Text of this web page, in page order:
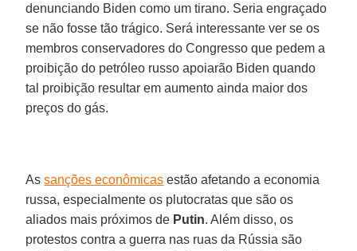
denunciando Biden como um tirano. Seria engraçado
se não fosse tão trágico. Será interessante ver se os
membros conservadores do Congresso que pedem a
proibição do petróleo russo apoiarão Biden quando
tal proibição resultar em aumento ainda maior dos
preços do gás.
Assanções econômicas estão afetando a economia
russa, especialmente os plutocratas que são os
aliados mais próximos de Putin. Além disso, os
protestos contra a guerra nas ruas da Rússia são